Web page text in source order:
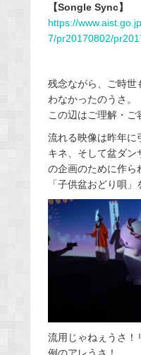
【Songle Sync】
https://
7/pr20170802/
残念ながら、ご時世
わなかったのうさ。
この辺はご理解・ご
流れる映像は昨年に
キネ、そして盆ダン
の企画のために作ら
「子供盆おどり唄」
流用じゃねぇうさ！
例のアレうさ！